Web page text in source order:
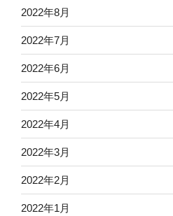
2022年8月
2022年7月
2022年6月
2022年5月
2022年4月
2022年3月
2022年2月
2022年1月